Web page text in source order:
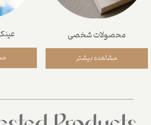
مشاهده بیشتر
محصولات شخصی